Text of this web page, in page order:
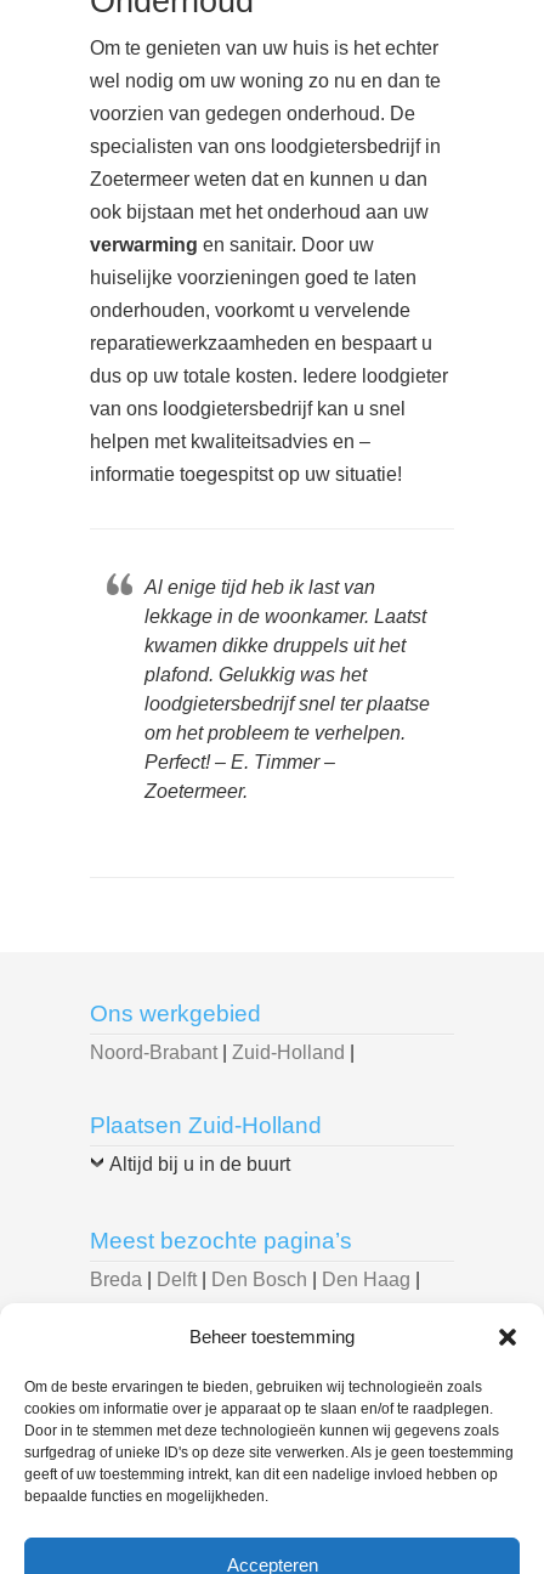
Beheer toestemming
Om de beste ervaringen te bieden, gebruiken wij technologieën zoals
cookies om informatie over je apparaat op te slaan en/of te raadplegen.
Door in te stemmen met deze technologieën kunnen wij gegevens zoals
surfgedrag of unieke ID's op deze site verwerken. Als je geen toestemming
geeft of uw toestemming intrekt, kan dit een nadelige invloed hebben op
bepaalde functies en mogelijkheden.
Accepteren
Om te genieten van uw huis is het echter
wel nodig om uw woning zo nu en dan te
voorzien van gedegen onderhoud. De
specialisten van ons loodgietersbedrijf in
Zoetermeer weten dat en kunnen u dan
ook bijstaan met het onderhoud aan uw
verwarming en sanitair. Door uw
huiselijke voorzieningen goed te laten
onderhouden, voorkomt u vervelende
reparatiewerkzaamheden en bespaart u
dus op uw totale kosten. Iedere loodgieter
van ons loodgietersbedrijf kan u snel
helpen met kwaliteitsadvies en –
informatie toegespitst op uw situatie!
Al enige tijd heb ik last van
lekkage in de woonkamer. Laatst
kwamen dikke druppels uit het
plafond. Gelukkig was het
loodgietersbedrijf snel ter plaatse
om het probleem te verhelpen.
Perfect! – E. Timmer –
Zoetermeer.
Ons werkgebied
Noord-Brabant Zuid-Holland
Plaatsen Zuid-Holland
Altijd bij u in de buurt
Meest bezochte pagina’s
Breda Delft Den Bosch Den Haag
Roosendaal|Rotterdam|Spijkenisse
Tilburg
U bent hier:
Loodgieter Bedrijf> Loodgieter
loodgietersbedrijf